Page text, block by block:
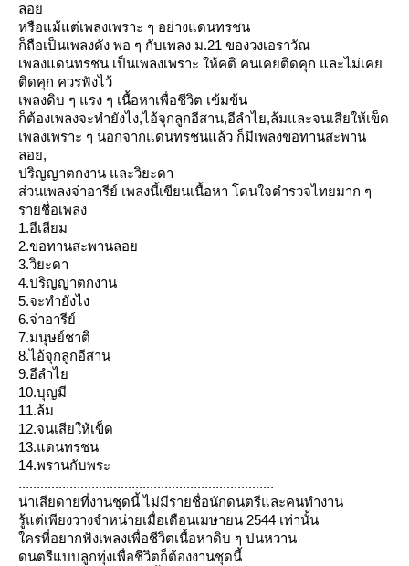
ลอ
หรือแม้แต่เพลงเพราะ ๆ อย่างแดนทรชน
ก็ถือเป็นเพลงดัง พอ ๆ กับเพลง ม.21 ของวงเอราวัณ
เพลงแดนทรชน เป็นเพลงเพราะ ให้คติ คนเคยติดคุก และไม่เค
ติดคุก ควรฟังไว้
เพลงดิบ ๆ แรง ๆ เนื้อหาเพื่อชีวิต เข้มข้น
ก็ต้องเพลงจะทำยังไง,ไอ้จุกลูกอีสาน,อีลำไย,ล้มและจนเสียให้เข็ด
เพลงเพราะ ๆ นอกจากแดนทรชนแล้ว ก็มีเพลงขอทานสะพาน
ลอย,
ปริญญาตกงาน และวิยะดา
ส่วนเพลงจ่าอารีย์ เพลงนี้เขียนเนื้อหา โดนใจตำรวจไทยมาก ๆ
รายชื่อเพลง
1.อีเลียม
2.ขอทานสะพานลอ
3.วิยะดา
4.ปริญญาตกงาน
5.จะทำยังไง
6.จ่าอารีย์
7.มนุษย์ชาติ
8.ไอ้จุกลูกอีสาน
9.อีลำไ
10.บุญมี
11.ล้ม
12.จนเสียให้เข็ด
13.แดนทรชน
14.พรานกับพระ
......................................................................
น่าเสียดายที่งานชุดนี้ ไม่มีรายชื่อนักดนตรีและคนทำงาน
รู้แต่เพียงวางจำหน่ายเมื่อเดือนเมษายน 2544 เท่านั้น
ครที่อยากฟังเพลงเพื่อชีวิตเนื้อหาดิบ ๆ ปนหวาน
ดนตรีแบบลูกทุ่งเพื่อชีวิตก็ต้องงานชุดนี้